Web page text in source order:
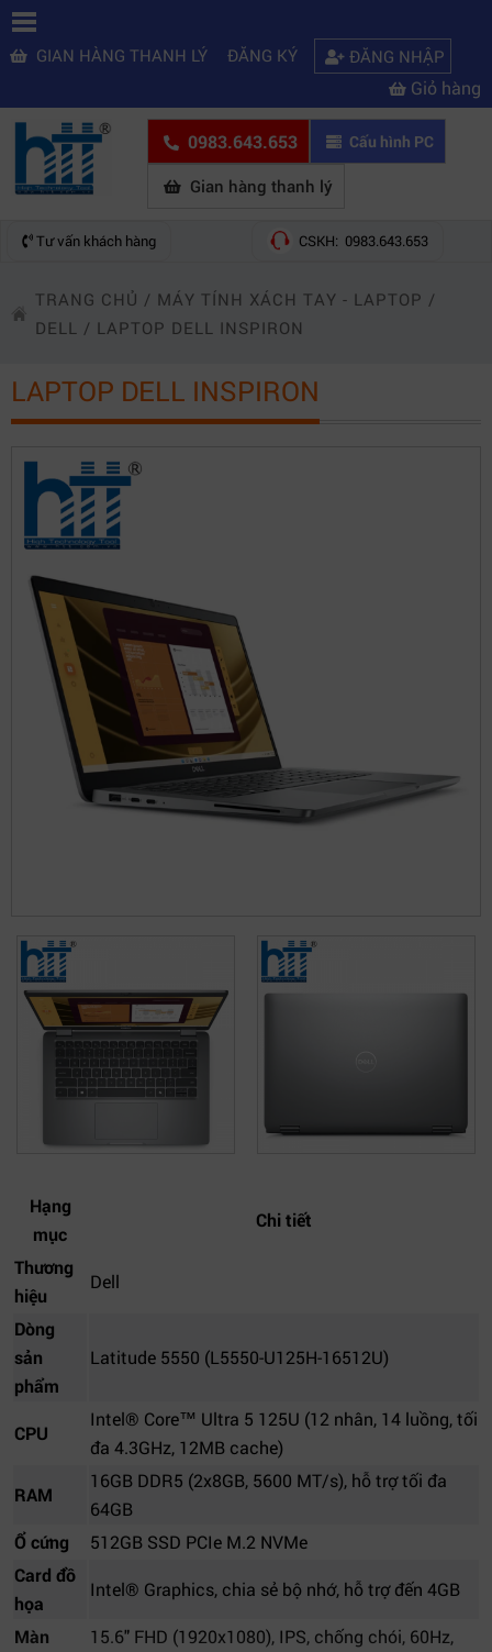
GIAN HÀNG THANH LÝ ĐĂNG KÝ ĐĂNG NHẬP
Giỏ hàng
0983.643.653 Cấu hình PC
Gian hàng thanh lý
Tư vấn khách hàng CSKH: 0983.643.653
TRANG CHỦ / MÁY TÍNH XÁCH TAY - LAPTOP /
DELL / LAPTOP DELL INSPIRON
LAPTOP DELL INSPIRON
Hạng
mục
Chi tiết
Thương
hiệu
Dell
Dòng
sản
phẩm
Latitude 5550 (L5550-U125H-16512U)
CPU
Intel® Core™ Ultra 5 125U (12 nhân, 14 luồng, tối
đa 4.3GHz, 12MB cache)
RAM
16GB DDR5 (2x8GB, 5600 MT/s), hỗ trợ tối đa
64GB
Ổ cứng
512GB SSD PCIe M.2 NVMe
Card đồ
họa
Intel® Graphics, chia sẻ bộ nhớ, hỗ trợ đến 4GB
Màn
15.6" FHD (1920x1080), IPS, chống chói, 60Hz,